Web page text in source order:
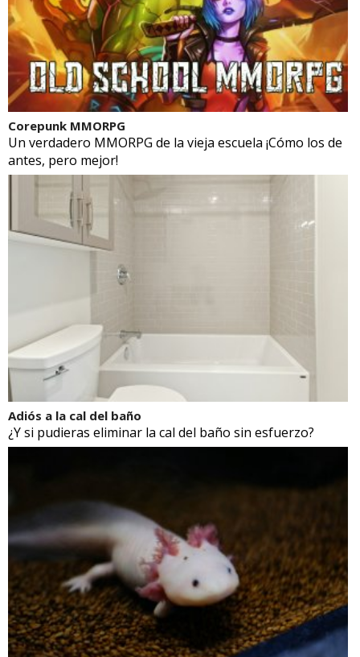
Corepunk MMORPG
Un verdadero MMORPG de la vieja escuela ¡Cómo los de
antes, pero mejor!
Adiós a la cal del baño
¿Y si pudieras eliminar la cal del baño sin esfuerzo?